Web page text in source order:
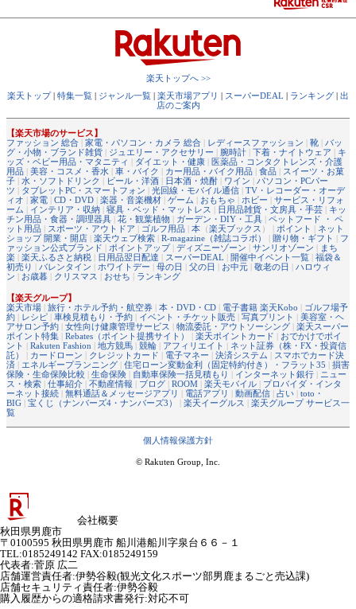
楽天トップへ >>
楽天トップ| 特集一覧 | ジャンル一覧 | 楽天市場アプリ | スーパーDEAL | ランキング | 出
店のご案内
【楽天市場のサービス】
ファッション 総合 | 家電・パソコン・カメラ 総合 | レディースファッション | 靴 | バッ
グ・小物・ブランド雑貨 | ジュエリー・アクセサリー | 腕時計 | 下着・ナイトウェア | キ
ッズ・ベビー用品・マタニティ | ダイエット・健康 | 医薬品・コンタクトレンズ・介護
用品 | 美容・コスメ・香水 | 車・バイク | カー用品・バイク用品 | 食品 | スイーツ・お菓
子 | 水・ソフトドリンク | ビール・洋酒 | 日本酒・焼酎 | ワイン | パソコン・PCパー
ツ | タブレットPC・スマートフォン | 光回線・モバイル通信 | TV・レコーダー・オーデ
ィオ | 家電 | CD・DVD | 楽器・音楽機材 | ゲーム | おもちゃ | ホビー | サービス・リフォ
ーム | インテリア・収納 | 寝具・ベッド・マットレス | 日用品雑貨・文房具・手芸 | キッ
チン用品・食器・調理器具 | 花・観葉植物 | ガーデン・DIY・工具 | ペットフード ・ ペ
ット用品 | スポーツ・アウトドア | ゴルフ用品 | 本 （楽天ブックス ） | ポイント | ネット
ショップ 開業・開店 | 楽天ウェブ検索 | R-magazine（雑誌コラボ） | 贈り物・ギフト | フ
ァッション公式ブランド | ポイントアップ| ディズニーゾーン | サンリオゾーン | まち
楽 | 楽天ふるさと納税 | 日用品翌日配達 | スーパーDEAL | 開催中イベント一覧 | 福袋＆
初売り | バレンタイン | ホワイトデー | 母の日 | 父の日 | お中元 | 敬老の日 | ハロウィ
ン | お歳暮 | クリスマス | おせち | ランキング
【楽天グループ】
楽天市場 | 旅行・ホテル予約・航空券 | 本・DVD・CD | 電子書籍 楽天Kobo | ゴルフ場予
約 | レシピ | 車検見積もり・予約 | イベント・チケット販売 | 写真プリント | 美容室・ヘ
アサロン予約 | 女性向け健康管理サービス | 物流委託・アウトソーシング | 楽天スーパー
ポイント特集 | Rebates（ポイント提携サイト） | 楽天ポイントカード | おでかけでポイ
ント | Rakuten Fashion | 地方競馬 | 競輪 | アフィリエイト | ネット証券（株・FX・投資信
託）
| カードローン | クレジットカード | 電子マネー | 決済システム | スマホでカード決
済 | エネルギープランニング | 住宅ローン変動金利（固定特約付き）・フラット35 | 損害
保険・生命保険比較 | 生命保険 | 自動車保険一括見積もり | インターネット銀行 | ニュー
ス・検索 | 仕事紹介 | 不動産情報 | ブログ | ROOM | 楽天モバイル | プロバイダ・インタ
ーネット接続 | 無料通話＆メッセージアプリ | 電話アプリ | 動画配信 | 占い | toto・
BIG | 宝くじ（ナンバーズ4・ナンバーズ3） | 楽天イーグルス | 楽天グループ サービス一
覧
個人情報保護方針
© Rakuten Group, Inc.
会社概要
秋田県男鹿市
〒0100595 秋田県男鹿市 船川港船川字泉台６６－１
TEL:0185249142 FAX:0185249159
代表者:菅原 広二
店舗運営責任者:伊勢谷毅(観光文化スポーツ部男鹿まるごと売込課)
店舗セキュリティ責任者:伊勢谷毅
購入履歴からの適格請求書発行:対応不可